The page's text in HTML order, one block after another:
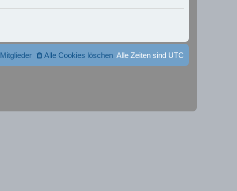
Alle Zeiten sind UTC
Alle Cookies löschen
Mitglieder